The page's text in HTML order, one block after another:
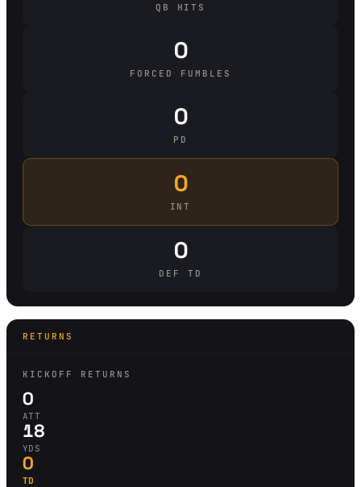
QB HITS
0
FORCED FUMBLES
0
PD
0
INT
0
DEF TD
RETURNS
KICKOFF RETURNS
0
ATT
18
YDS
0
TD